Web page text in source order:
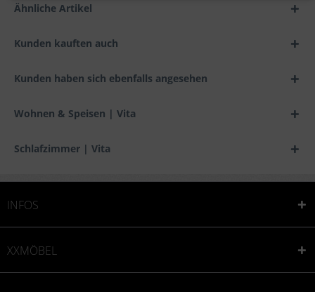
Ähnliche Artikel
Kunden kauften auch
Kunden haben sich ebenfalls angesehen
Wohnen & Speisen | Vita
Schlafzimmer | Vita
INFOS
XXMÖBEL